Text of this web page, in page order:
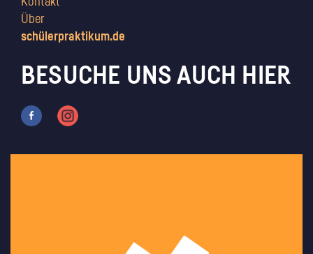
Über
schülerpraktikum.de
BESUCHE UNS AUCH HIER